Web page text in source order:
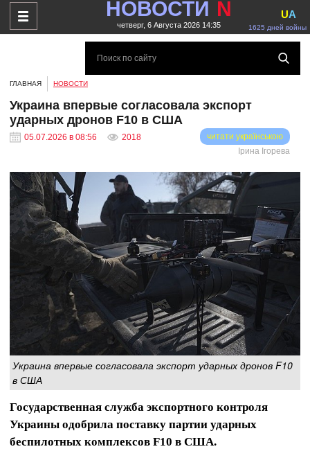
НОВОСТИ N
четверг, 6 Августа 2026 14:35 1625 дней войны
UA
ГЛАВНАЯ НОВОСТИ
Украина впервые согласовала экспорт
ударных дронов F10 в США
05.07.2026 в 08:56 2018
читати українською
Ірина Ігорева
Украина впервые согласовала экспорт ударных дронов F10
в США
Государственная служба экспортного контроля
Украины одобрила поставку партии ударных
беспилотных комплексов F10 в США.